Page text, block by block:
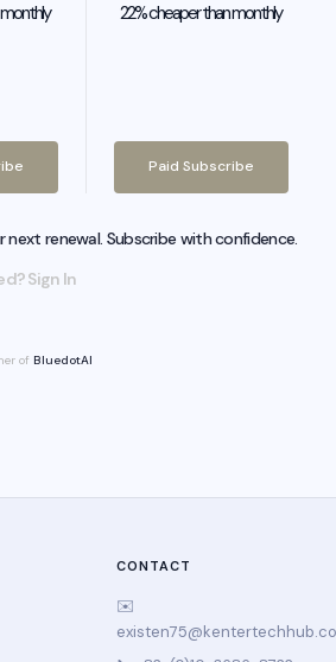
22% cheaper than monthly
Paid Subscribe
next renewal. Subscribe with confidence.
Sign In
of BluedotAI
CONTACT
✉️